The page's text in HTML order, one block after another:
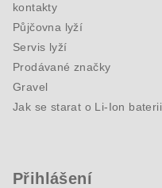
kontakty
Půjčovna lyží
Servis lyží
Prodávané značky
Gravel
Jak se starat o Li-Ion baterii
Přihlášení